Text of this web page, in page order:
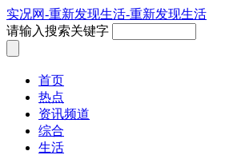
实况网-重新发现生活-重新发现生活
请输入搜索关键字
首页
热点
资讯频道
综合
生活